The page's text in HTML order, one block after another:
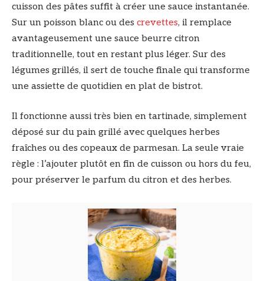
cuisson des pâtes suffit à créer une sauce instantanée.
Sur un poisson blanc ou des crevettes, il remplace
avantageusement une sauce beurre citron
traditionnelle, tout en restant plus léger. Sur des
légumes grillés, il sert de touche finale qui transforme
une assiette de quotidien en plat de bistrot.
Il fonctionne aussi très bien en tartinade, simplement
déposé sur du pain grillé avec quelques herbes
fraîches ou des copeaux de parmesan. La seule vraie
règle : l’ajouter plutôt en fin de cuisson ou hors du feu,
pour préserver le parfum du citron et des herbes.